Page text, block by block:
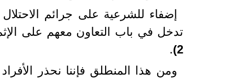
إضفاء للشرعية على جرائم
تدخل في باب التعاون معهم على
2)
.
ومن هذا المنطلق فإننا نحذر